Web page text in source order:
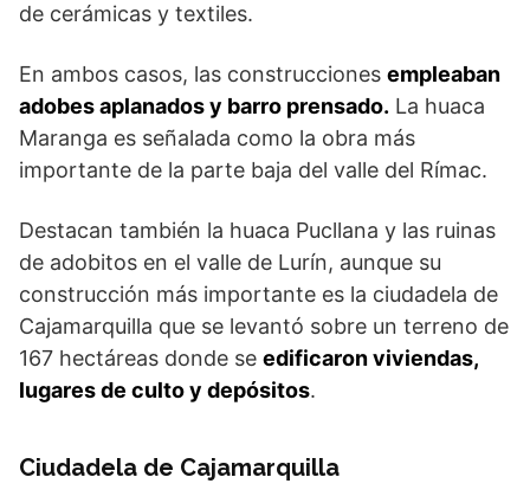
de cerámicas y textiles.
En ambos casos, las construcciones empleaban
adobes aplanados y barro prensado. La huaca
Maranga es señalada como la obra más
importante de la parte baja del valle del Rímac.
Destacan también la huaca Pucllana y las ruinas
de adobitos en el valle de Lurín, aunque su
construcción más importante es la ciudadela de
Cajamarquilla que se levantó sobre un terreno de
167 hectáreas donde se edificaron viviendas,
lugares de culto y depósitos.
Ciudadela de Cajamarquilla